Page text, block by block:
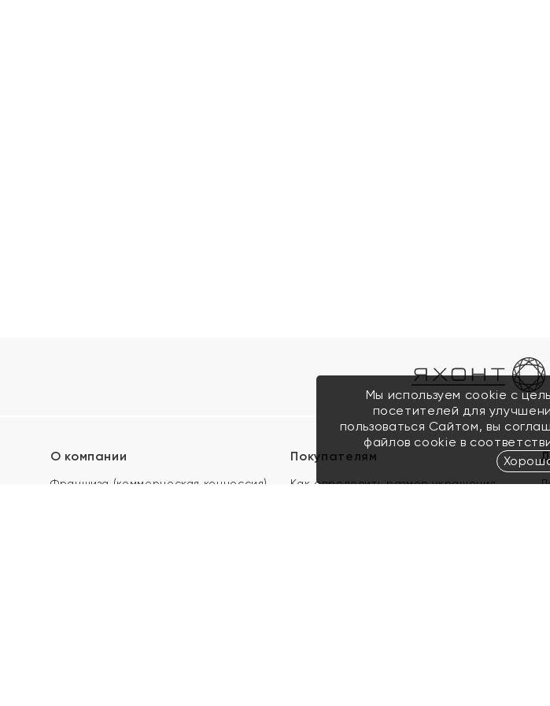
О компании
Франшиза (коммерческая концессия)
Покупателям
Как определить размер украшения
Мы используем cookie с
посетителей для
пользоваться Сайтом, вы
файлов cookie в